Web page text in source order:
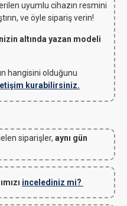
uyumlu cihazın resmini
ve öyle sipariş verin!
altında yazan modeli
hangisini olduğunu
kurabilirsiniz.
siparişler, aynı gün
incelediniz mi?